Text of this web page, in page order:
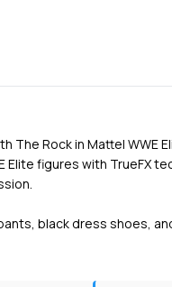
The Rock in Mattel
figures with TrueFX
black dress shoes,